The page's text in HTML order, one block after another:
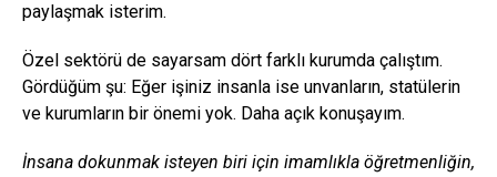
paylaşmak isterim.
Özel sektörü de sayarsam dört farklı kurumda çalıştım.
Gördüğüm şu: Eğer işiniz insanla ise unvanların, statülerin
ve kurumların bir önemi yok. Daha açık konuşayım.
İnsana dokunmak isteyen biri için imamlıkla öğretmenliğin,